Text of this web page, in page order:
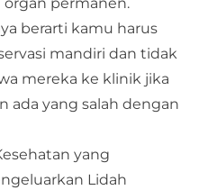
berarti kamu harus
mandiri dan tidak
mereka ke klinik jika
ada yang salah dengan
yang
Lidah